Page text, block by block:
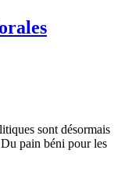
sont désormais
pain béni pour les